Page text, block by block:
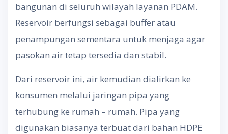
bangunan di seluruh wilayah layanan PDAM.
Reservoir berfungsi sebagai buffer atau
penampungan sementara untuk menjaga agar
pasokan air tetap tersedia dan stabil.
Dari reservoir ini, air kemudian dialirkan ke
konsumen melalui jaringan pipa yang
terhubung ke rumah – rumah. Pipa yang
digunakan biasanya terbuat dari bahan HDPE